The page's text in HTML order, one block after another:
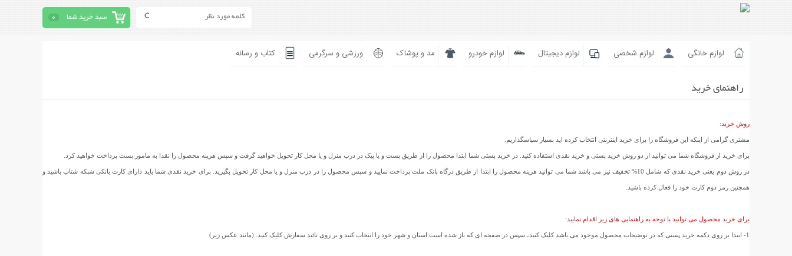
سبد خرید شما 0
لوازم خانگی لوازم شخصی لوازم دیجیتال لوازم خودرو مد و پوشاک ورزشی و سرگرمی کتاب و رسانه
راهنمای خرید
روش خرید:
مشتری گرامی از اینکه این فروشگاه را برای خرید اینترنتی انتخاب کرده اید بسیار سپاسگذاریم.
برای خرید از فروشگاه شما می توانید از دو روش خرید پستی و خرید نقدی استفاده کنید. در خرید پستی شما ابتدا محصول را از طریق پست و یا پیک در درب منزل و یا محل کار تحویل خواهید گرفت و سپس هزینه محصول را نقدا به مامور پست پرداخت خواهید کرد.
در روش دوم یعنی خرید نقدی که شامل 10% تخفیف نیز می باشد شما می توانید هزینه محصول را ابتدا از طریق درگاه بانک ملت پرداخت نمایید و سپس محصول را در درب منزل و یا محل کار تحویل بگیرید. برای خرید نقدی شما باید دارای کارت بانکی شبکه شتاب باشید و
همچنین رمز دوم کارت خود را فعال کرده باشید.
برای خرید محصول می توانید با توجه به راهنمایی های زیر اقدام نمایید:
1- ابتدا بر روی دکمه خرید پستی که در توضیحات محصول موجود می باشد کلیک کنید، سپس در صفحه ای که باز شده است استان و شهر خود را انتخاب کنید و بر روی تائید سفارش کلیک کنید. (مانند عکس زیر)